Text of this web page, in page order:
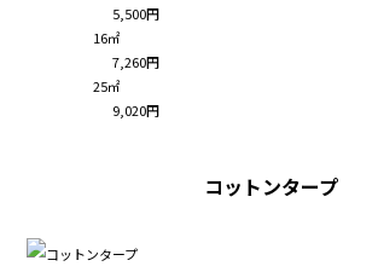
5,500円
16㎡
7,260円
25㎡
9,020円
コットンタープ